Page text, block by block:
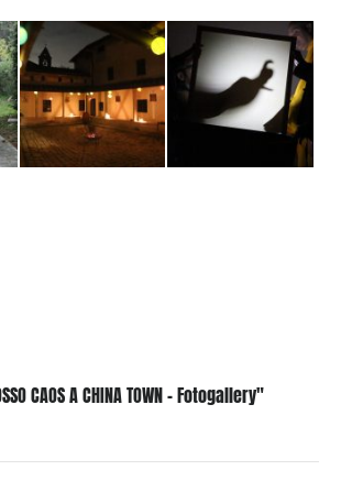
CAOS A CHINA TOWN - Fotogallery"